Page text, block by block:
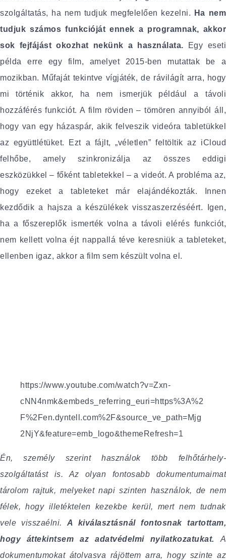
szolgáltatás, ha nem tudjuk megfelelően kezelni.
Ha nem
tudjuk számos funkcióját ennek a programnak, akkor
sok fejfájást okozhat nekünk a használata.
Egy eseti
példa erre egy film, amelyet 2015-ben mutattak be a
mozikban. Műfaját tekintve vígjáték, de rávilágít arra, hogy
mi történik akkor, ha nem ismerjük például a távoli
hozzáférés funkciót. A film röviden – tömören annyiból áll,
hogy van egy házaspár, akik felveszik videóra tabletükkel
az együttlétüket. Ezt a fájlt, „véletlen” feltöltik az iCloud
felhőbe, amely szinkronizálja az összes eddigi
eszközükkel – főként tabletekkel – a videót. A probléma az,
hogy ezeket a tableteket már elajándékozták. Innen
kezdődik a hajsza a készülékek visszaszerzéséért. Igen,
ha a főszereplők ismerték volna a távoli elérés funkciót,
nem kellett volna éjt nappallá téve keresniük a tableteket,
ellenben igaz, akkor a film sem készült volna el.
https://www.youtube.com/watch?v=Zxn-
cNN4nmk&embeds_referring_euri=https%3A%2
F%2Fen.dyntell.com%2F&source_ve_path=Mjg
2NjY&feature=emb_logo&themeRefresh=1
Én, személy szerint használok több felhőtárhely-
szolgáltatást is. Az olyan fontosabb dokumentumaimat
tárolom rajtuk, melyeket napi szinten használok, de nem
félek, hogy illetéktelen kezekbe kerül, mert nem tudnak
vele visszaélni.A kiválasztásnál fontosnak tartottam,
hogy áttekintsem az adatvédelmi nyilatkozatukat. A
dokumentumokat átolvasva rájöttem arra, hogy szinte az